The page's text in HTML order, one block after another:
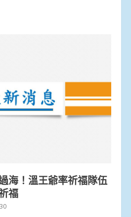
海！溫王爺率祈福隊伍
福